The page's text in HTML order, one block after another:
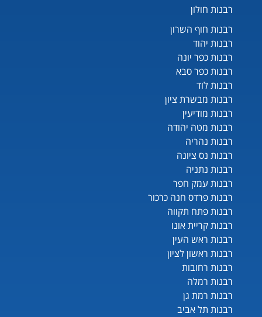
רבנות חולון
רבנות חוף השרון
רבנות יהוד
רבנות כפר יונה
רבנות כפר סבא
רבנות לוד
רבנות מבשרת ציון
רבנות מודיעין
רבנות מטה יהודה
רבנות נהריה
רבנות נס ציונה
רבנות נתניה
רבנות עמק חפר
רבנות פרדס חנה כרכור
רבנות פתח תקווה
רבנות קריית אונו
רבנות ראש העין
רבנות ראשון לציון
רבנות רחובות
רבנות רמלה
רבנות רמת גן
רבנות תל אביב